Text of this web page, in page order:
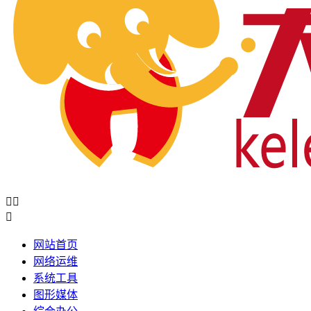
 

网站首页
网络运维
系统工具
图形媒体